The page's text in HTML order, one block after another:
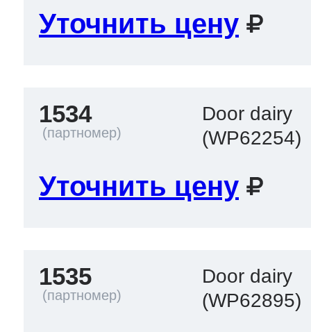
Уточнить цену
1534
Door dairy
(WP62254)
Уточнить цену
1535
Door dairy
(WP62895)